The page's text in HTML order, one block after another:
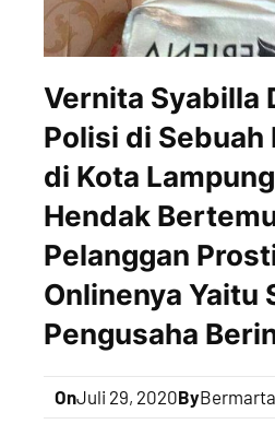
Vernita Syabilla
Polisi di Sebuah
di Kota
Hendak
Pelanggan
Onlinenya Yaitu
Pengusaha
OnJuli 29, 2020By